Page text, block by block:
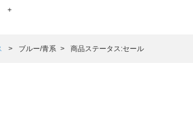
Mos2（ツハルバイサマンサモスモス）のボトムス一覧
（サマンサモスモス ラーゴム）のボトムス一覧
＋
ブルー/青系 商品ステータス:セール